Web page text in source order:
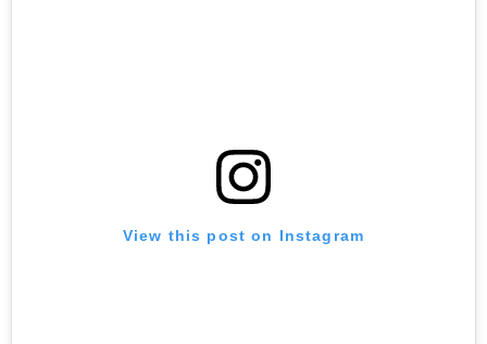
View this post on Instagram